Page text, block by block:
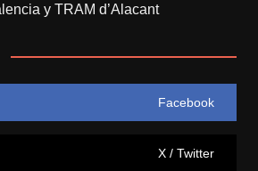
y TRAM d’Alacant
Facebook
X / Twitter